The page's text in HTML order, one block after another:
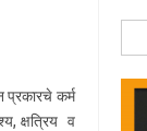
कर्म
क्षत्रिय व